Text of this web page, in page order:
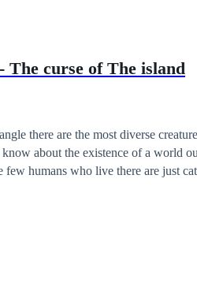
instantánea… y peligrosa. Lo
en un lujoso departamento. El cuerpo está tan
un asesino.
The curse of The island
there are the most diverse
the existence of a world outside the island. the
who live there are just cattle living as such. The
freedom and for that she is able to